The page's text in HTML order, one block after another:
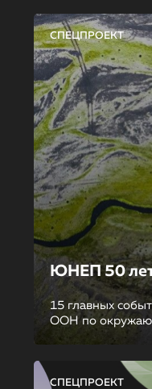
СПЕЦПРОЕКТ
ЮНЕП 50
15 главных
ООН по
СПЕЦПРОЕКТ